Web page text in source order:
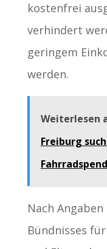
kostenfrei
verhindert
geringem
werden.
Weiterlesen
Freiburg
Nach
Bündnisses